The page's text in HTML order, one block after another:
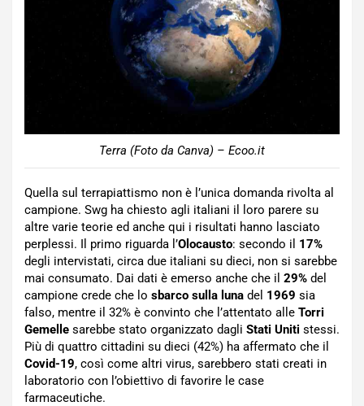
Terra (Foto da Canva) – Ecoo.it
Quella sul terrapiattismo non è l’unica domanda rivolta al
campione. Swg ha chiesto agli italiani il loro parere su
altre varie teorie ed anche qui i risultati hanno lasciato
perplessi. Il primo riguarda l’Olocausto: secondo il 17%
degli intervistati, circa due italiani su dieci, non si sarebbe
mai consumato. Dai dati è emerso anche che il 29% del
campione crede che lo sbarco sulla luna del 1969 sia
falso, mentre il 32% è convinto che l’attentato alle Torri
Gemelle sarebbe stato organizzato dagli Stati Uniti stessi.
Più di quattro cittadini su dieci (42%) ha affermato che il
Covid-19, così come altri virus, sarebbero stati creati in
laboratorio con l’obiettivo di favorire le case
farmaceutiche.